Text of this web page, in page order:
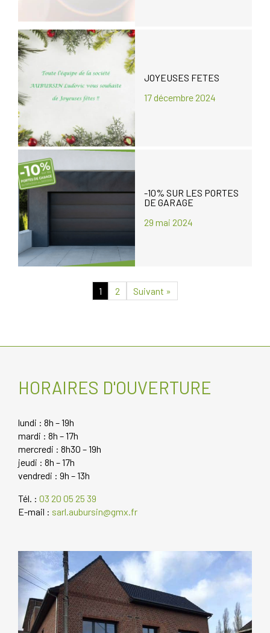
JOYEUSES FETES
17 décembre 2024
-10% SUR LES PORTES
DE GARAGE
29 mai 2024
1 2 Suivant »
HORAIRES D'OUVERTURE
lundi : 8h – 19h
mardi : 8h – 17h
mercredi : 8h30 – 19h
jeudi : 8h – 17h
vendredi : 9h – 13h
Tél. : 03 20 05 25 39
E-mail : sarl.aubursin@gmx.fr